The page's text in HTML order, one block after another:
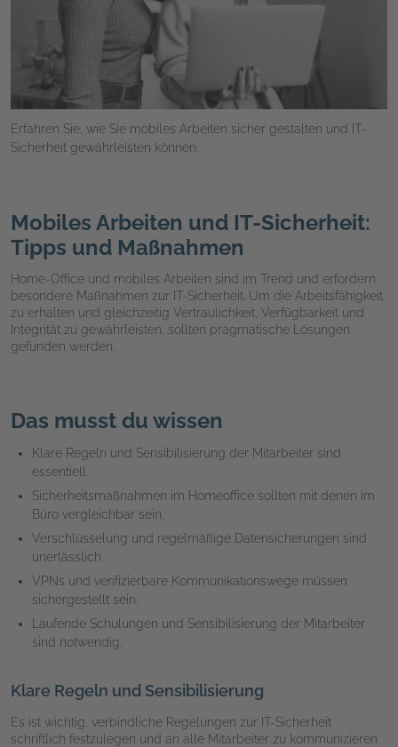
Erfahren Sie, wie Sie mobiles Arbeiten sicher gestalten und IT-
Sicherheit gewährleisten können.
Mobiles Arbeiten und IT-Sicherheit:
Tipps und Maßnahmen
Home-Office und mobiles Arbeiten sind im Trend und erfordern
besondere Maßnahmen zur IT-Sicherheit. Um die Arbeitsfähigkeit
zu erhalten und gleichzeitig Vertraulichkeit, Verfügbarkeit und
Integrität zu gewährleisten, sollten pragmatische Lösungen
gefunden werden.
Das musst du wissen
Klare Regeln und Sensibilisierung der Mitarbeiter sind
essentiell.
Sicherheitsmaßnahmen im Homeoffice sollten mit denen im
Büro vergleichbar sein.
Verschlüsselung und regelmäßige Datensicherungen sind
unerlässlich.
VPNs und verifizierbare Kommunikationswege müssen
sichergestellt sein.
Laufende Schulungen und Sensibilisierung der Mitarbeiter
sind notwendig.
Klare Regeln und Sensibilisierung
Es ist wichtig, verbindliche Regelungen zur IT-Sicherheit
schriftlich festzulegen und an alle Mitarbeiter zu kommunizieren.